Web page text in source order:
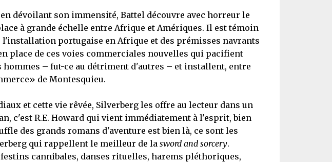
dévoilant son immensité, Battel découvre avec horreur le
à grande échelle entre Afrique et Amériques. Il est témoin
l'installation portugaise en Afrique et des prémisses navrants
place de ces voies commerciales nouvelles qui pacifient
– fut-ce au détriment d'autres – et installent, entre
de Montesquieu.
et cette vie rêvée, Silverberg les offre au lecteur dans un
c'est R.E. Howard qui vient immédiatement à l'esprit, bien
des grands romans d'aventure est bien là, ce sont les
qui rappellent le meilleur de la sword and sorcery.
cannibales, danses rituelles, harems pléthoriques,